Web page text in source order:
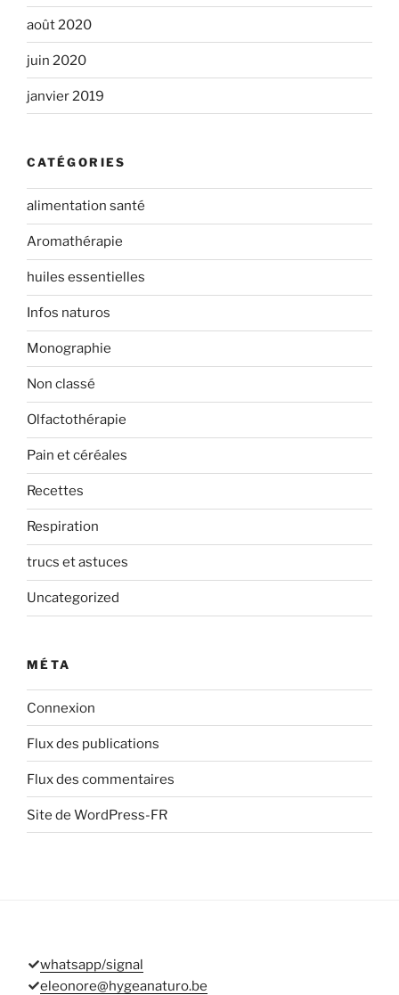
août 2020
juin 2020
janvier 2019
CATÉGORIES
alimentation santé
Aromathérapie
huiles essentielles
Infos naturos
Monographie
Non classé
Olfactothérapie
Pain et céréales
Recettes
Respiration
trucs et astuces
Uncategorized
MÉTA
Connexion
Flux des publications
Flux des commentaires
Site de WordPress-FR
whatsapp/signal
eleonore@hygeanaturo.be